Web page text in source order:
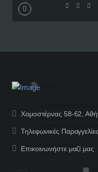
Εγγραφείτε στο
address
Χαμοστέρνας 58-62,
Τηλεφωνικές
Επικοινωνήστε μαζί μας